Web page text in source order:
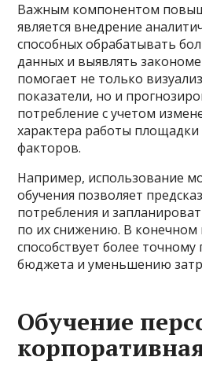
Важным компонентом
является внедрение
способных обрабатывать
данных и выявлять
помогает не только
показатели, но и
потребление с учетом
характера работы площадки
факторов.
Например, использование
обучения позволяет
потребления и
по их снижению. В конечном
способствует более
бюджета и уменьшению
Обучение